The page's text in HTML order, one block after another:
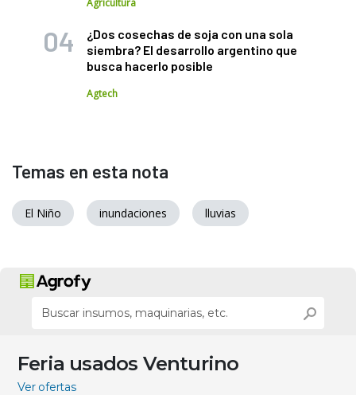
Agricultura
¿Dos cosechas de soja con una sola
siembra? El desarrollo argentino que
busca hacerlo posible
Agtech
Temas en esta nota
El Niño inundaciones lluvias
Feria usados Venturino
Ver ofertas